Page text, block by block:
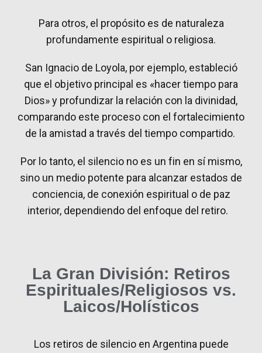
Para otros, el propósito es de naturaleza
profundamente espiritual o religiosa.
San Ignacio de Loyola, por ejemplo, estableció
que el objetivo principal es «hacer tiempo para
Dios» y profundizar la relación con la divinidad,
comparando este proceso con el fortalecimiento
de la amistad a través del tiempo compartido.
Por lo tanto, el silencio no es un fin en sí mismo,
sino un medio potente para alcanzar estados de
conciencia, de conexión espiritual o de paz
interior, dependiendo del enfoque del retiro.
La Gran División: Retiros
Espirituales/Religiosos vs.
Laicos/Holísticos
Los retiros de silencio en Argentina puede